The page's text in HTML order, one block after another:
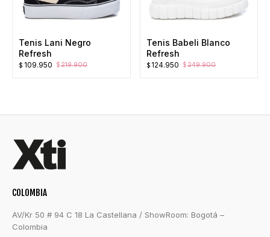
Tenis Lani Negro
Refresh
$219.900
El
$ 109.950
El
Tenis Babeli Blanco
Refresh
$249.900
El
$ 124.950
El
COLOMBIA
AV/Kr 50 # 94 C 18 La Castellana / ShowRoom: Bogotá –
Colombia